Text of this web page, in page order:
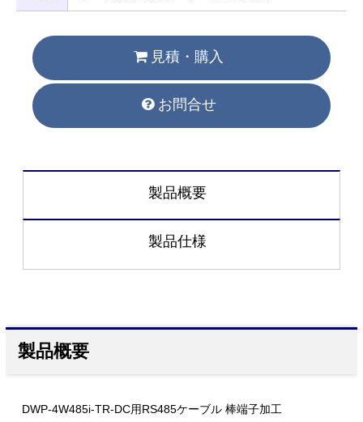
見積・購入
お問合せ
製品概要
製品仕様
製品概要
DWP-4W485i-TR-DC用RS485ケーブル 棒端子加工